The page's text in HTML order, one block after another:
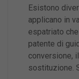
Esistono
applicano in
espatriato
patente di
conversione,
sostituzione.